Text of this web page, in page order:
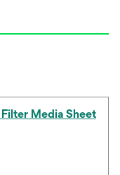
Media Sheet